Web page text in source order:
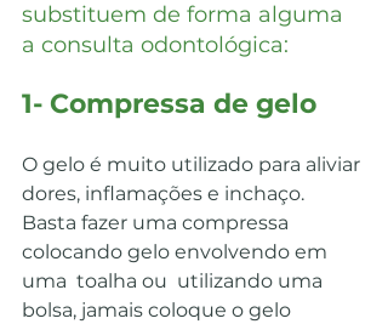
substituem de forma alguma
a consulta odontológica:
1- Compressa de gelo
O gelo é muito utilizado para aliviar
dores, inflamações e inchaço.
Basta fazer uma compressa
colocando gelo envolvendo em
uma  toalha ou  utilizando uma
bolsa, jamais coloque o gelo